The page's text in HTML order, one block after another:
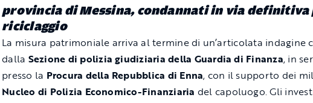
provincia di Messina, condannati in via definitiva
riciclaggio
La misura patrimoniale arriva al termine di un’articolata indagine
dalla Sezione di polizia giudiziaria della Guardia di Finanza, in
presso la Procura della Repubblica di Enna, con il supporto dei
Nucleo di Polizia Economico-Finanziaria del capoluogo. Gli